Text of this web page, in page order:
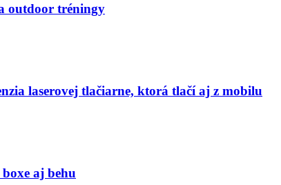
outdoor tréningy
laserovej tlačiarne, ktorá tlačí aj z mobilu
aj behu